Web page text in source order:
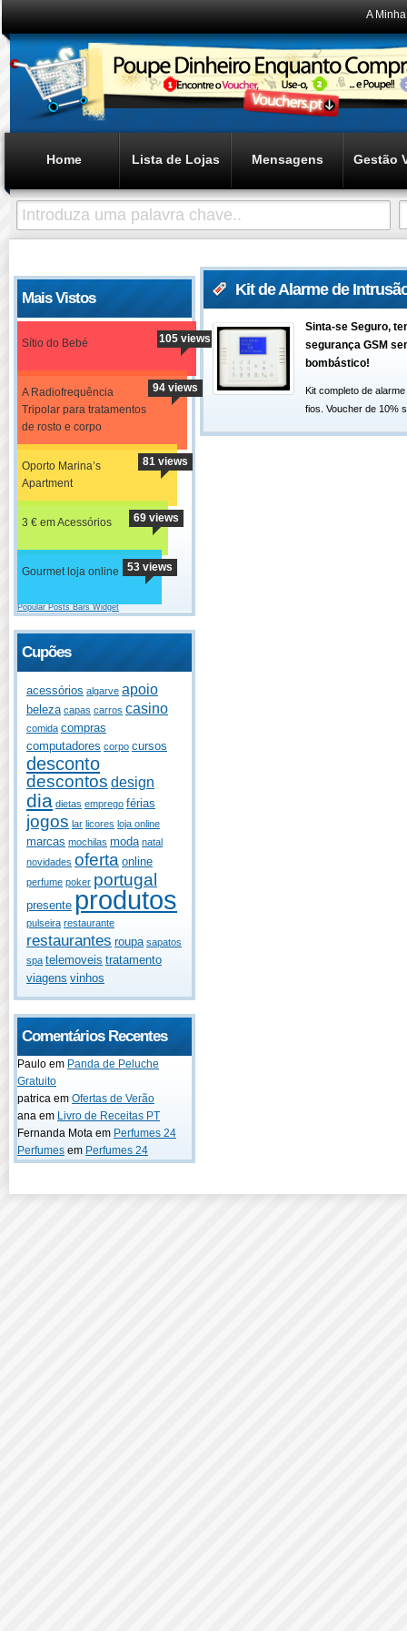
A
Home Lista de Lojas Mensagens Gestão
Mais Vistos
Sítio do Bebé 105 views
A Radiofrequência
Tripolar para tratamentos
de rosto e corpo
94 views
Oporto Marina’s
Apartment
81 views
3 € em Acessórios 69 views
Gourmet loja online 53 views
Popular Posts Bars Widget
Cupões
acessórios algarve apoio
beleza capas carros casino
comida compras
computadores corpo cursos
desconto
descontos design
dia dietas emprego férias
jogos lar licores loja online
marcas mochilas moda natal
novidades oferta online
perfume poker portugal
presente produtos
pulseira restaurante
restaurantes roupa sapatos
spa telemoveis tratamento
viagens vinhos
Comentários Recentes
Paulo em Panda de Peluche
Gratuito
patrica em Ofertas de Verão
ana em Livro de Receitas PT
Fernanda Mota em Perfumes 24
Perfumes em Perfumes 24
Kit de Alarme de
Sinta-se Seguro,
segurança GSM
bombástico!
Kit completo de
fios. Voucher de 10%